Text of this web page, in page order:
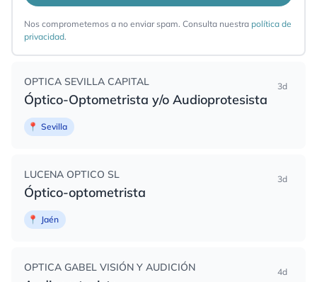
Nos comprometemos a no enviar spam. Consulta nuestra política de
privacidad.
OPTICA SEVILLA CAPITAL
Óptico-Optometrista y/o Audioprotesista
3d
📍 Sevilla
LUCENA OPTICO SL
Óptico-optometrista
3d
📍 Jaén
OPTICA GABEL VISIÓN Y AUDICIÓN 4d